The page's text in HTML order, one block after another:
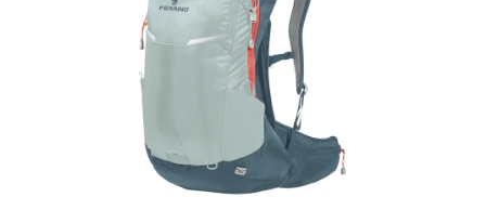
DOPLŇKY A PŘÍSLUŠENSTVÍ
PODLE AKTIVITY